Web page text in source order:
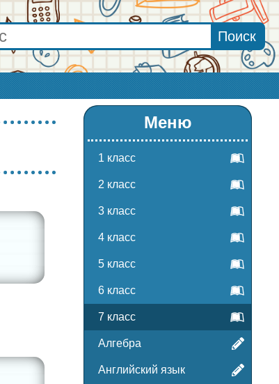
Меню
1 класс
2 класс
3 класс
4 класс
5 класс
6 класс
7 класс
Алгебра
Английский язык